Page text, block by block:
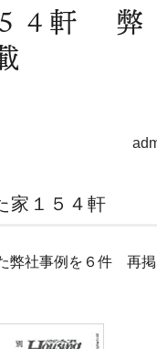
４軒 弊
家１５４軒
弊社事例を６件 再掲